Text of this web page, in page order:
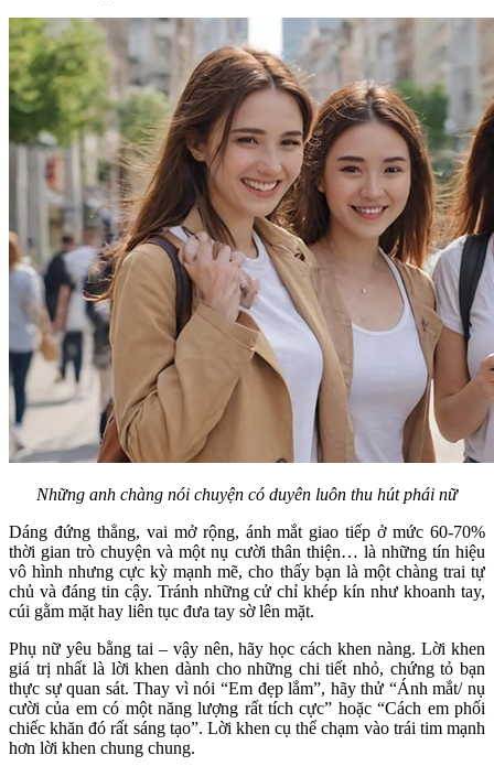
Những anh chàng nói chuyện có duyên luôn thu hút phái nữ
Dáng đứng thẳng, vai mở rộng, ánh mắt giao tiếp ở mức 60-70%
thời gian trò chuyện và một nụ cười thân thiện… là những tín hiệu
vô hình nhưng cực kỳ mạnh mẽ, cho thấy bạn là một chàng trai tự
chủ và đáng tin cậy. Tránh những cử chỉ khép kín như khoanh tay,
cúi gằm mặt hay liên tục đưa tay sờ lên mặt.
Phụ nữ yêu bằng tai – vậy nên, hãy học cách khen nàng. Lời khen
giá trị nhất là lời khen dành cho những chi tiết nhỏ, chứng tỏ bạn
thực sự quan sát. Thay vì nói “Em đẹp lắm”, hãy thử “Ánh mắt/ nụ
cười của em có một năng lượng rất tích cực” hoặc “Cách em phối
chiếc khăn đó rất sáng tạo”. Lời khen cụ thể chạm vào trái tim mạnh
hơn lời khen chung chung.